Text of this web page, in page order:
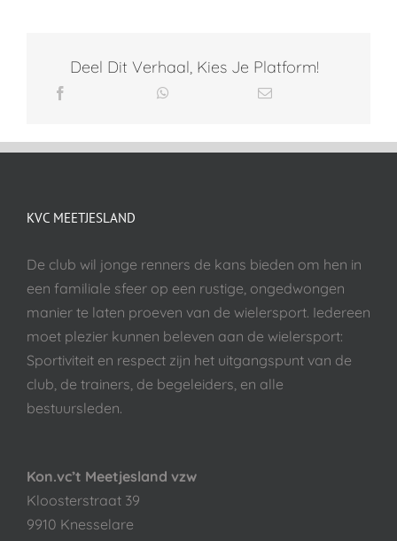
Deel Dit Verhaal, Kies Je Platform!
KVC MEETJESLAND
De club wil jonge renners de kans bieden om hen in
een familiale sfeer op een rustige, ongedwongen
manier te laten proeven van de wielersport. Iedereen
moet plezier kunnen beleven aan de wielersport:
Sportiviteit en respect zijn het uitgangspunt van de
club, de trainers, de begeleiders, en alle
bestuursleden.
Kon.vc’t Meetjesland vzw
Kloosterstraat 39
9910 Knesselare